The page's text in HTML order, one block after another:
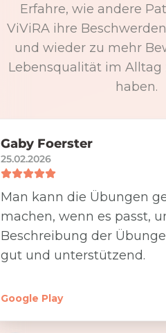
Erfahre, wie andere
ViViRA ihre
und wieder zu mehr
Lebensqualität im
haben.
Gaby Foerster
25.02.2026
Man kann die Übungen
machen, wenn es passt,
Beschreibung der
gut und unterstützend.
Google Play